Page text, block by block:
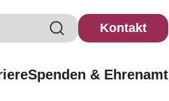
Kontakt
Spenden & Ehrenamt